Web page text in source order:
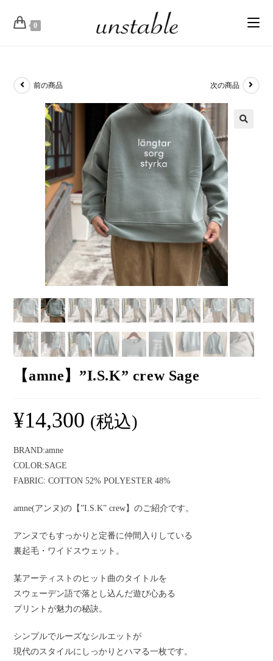
0
前の商品 次の商品
【amne】”I.S.K” crew Sage
¥14,300 (税込)
BRAND:amne
COLOR:SAGE
FABRIC: COTTON 52% POLYESTER 48%
amne(アンヌ)の【”I.S.K” crew】のご紹介です。
アンヌでもすっかりと定番に仲間入りしている
裏起毛・ワイドスウェット。
某アーティストのヒット曲のタイトルを
スウェーデン語で落とし込んだ遊び心ある
プリントが魅力の秘訣。
シンプルでルーズなシルエットが
現代のスタイルにしっかりとハマる一枚です。